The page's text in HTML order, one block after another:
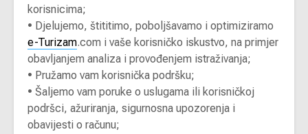
korisnicima;
• Djelujemo, štititimo, poboljšavamo i optimiziramo
e-Turizam.com i vaše korisničko iskustvo, na primjer
obavljanjem analiza i provođenjem istraživanja;
• Pružamo vam korisnička podršku;
• Šaljemo vam poruke o uslugama ili korisničkoj
podršci, ažuriranja, sigurnosna upozorenja i
obavijesti o računu;